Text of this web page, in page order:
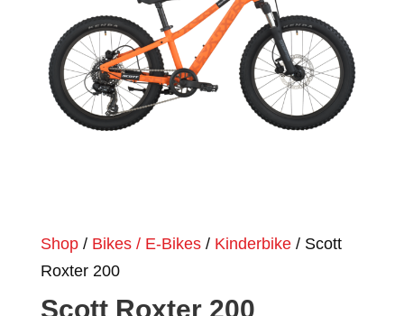
Shop/ Bikes / E-Bikes/ Kinderbike/ Scott
Roxter 200
Scott Roxter 200